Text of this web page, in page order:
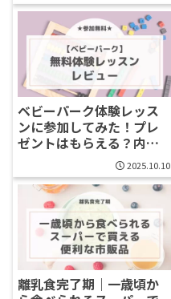
ベビーパーク体験レッス
ンに参加してみた！プレ
ゼントはもらえる？内容
を正直レビュー！ 2025.10.10
離乳食完了期｜一歳頃か